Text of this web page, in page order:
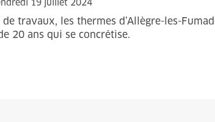
19 juillet 2024
travaux, les thermes d’Allègre-les-
20 ans qui se concrétise.